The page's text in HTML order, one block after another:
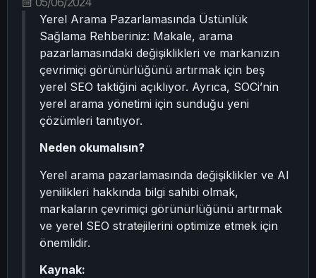
Yerel Arama Pazarlamasında Üstünlük
Sağlama Rehberiniz: Makale, arama
pazarlamasındaki değişiklikleri ve markanızın
çevrimiçi görünürlüğünü artırmak için beş
yerel SEO taktiğini açıklıyor. Ayrıca, SOCi’nin
yerel arama yönetimi için sunduğu yeni
çözümleri tanıtıyor.
Neden okumalısın?
Yerel arama pazarlamasında değişiklikler ve AI
yenilikleri hakkında bilgi sahibi olmak,
markaların çevrimiçi görünürlüğünü artırmak
ve yerel SEO stratejilerini optimize etmek için
önemlidir.
Kaynak: